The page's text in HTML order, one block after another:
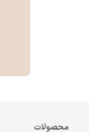
محصولات